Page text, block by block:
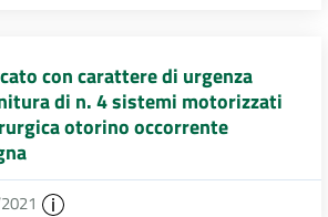
con carattere di urgenza
di n. 4 sistemi motorizzati
otorino occorrente